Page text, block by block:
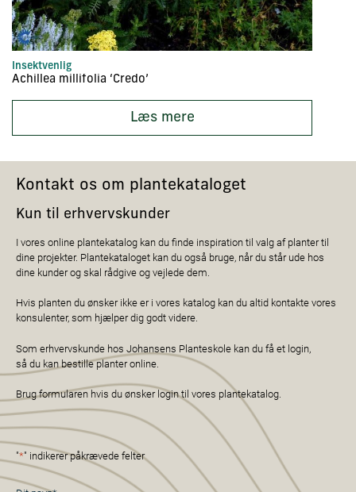
Insektvenlig
Achillea millifolia ‘Credo’
Læs mere
Kontakt os om plantekataloget
Kun til erhvervskunder
I vores online plantekatalog kan du finde inspiration til valg af planter til
dine projekter. Plantekataloget kan du også bruge, når du står ude hos
dine kunder og skal rådgive og vejlede dem.
Hvis planten du ønsker ikke er i vores katalog kan du altid kontakte vores
konsulenter, som hjælper dig godt videre.
Som erhvervskunde hos Johansens Planteskole kan du få et login,
så du kan bestille planter online.
Brug formularen hvis du ønsker login til vores plantekatalog.
"*" indikerer påkrævede felter
Navn